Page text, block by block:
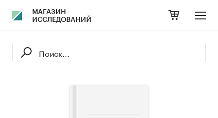
МАГАЗИН
ИССЛЕДОВАНИЙ